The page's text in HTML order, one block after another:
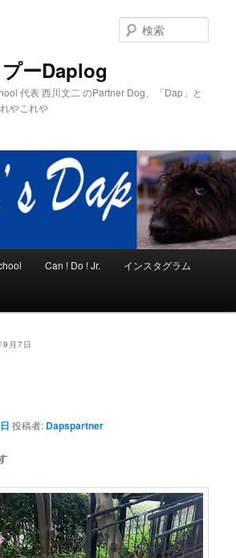
ーDaplog
代表 西川文二 のPartner Dog、「Dap」と
やこれや
索
Can ! Do ! Jr. インスタグラム
月7日
投稿者: Dapspartner